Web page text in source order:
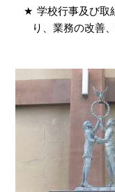
★ 学校行事及び取
り、業務の改善